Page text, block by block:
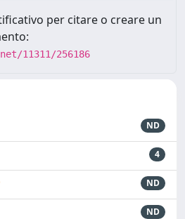
per citare o creare un
11311/256186
ND
4
ND
ND